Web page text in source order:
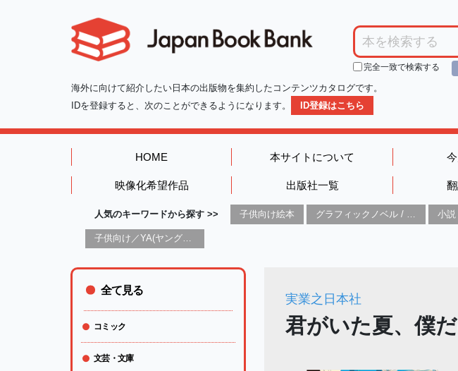
完全一致で検索する
海外に向けて紹介したい日本の出版物を集約したコンテンツカタログです。
IDを登録すると、次のことができるようになります。
ID登録はこちら
HOME 本サイトについて
映像化希望作品 出版社一覧
人気のキーワードから探す >> 子供向け絵本 小説
子供向け／YA(ヤングアダルト)向け一般：芸術&芸術家
実業之日本社
君がいた夏、僕
全て見る
コミック
文芸・文庫